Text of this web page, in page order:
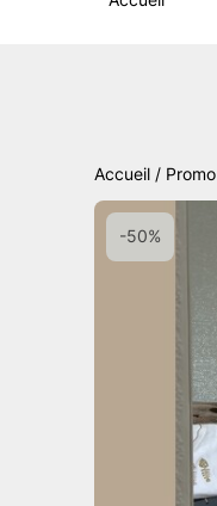
Accueil / Promo
-50%